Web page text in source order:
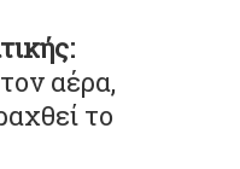
αέρα,
το